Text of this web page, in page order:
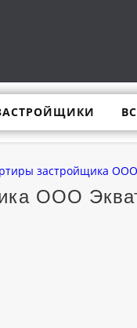
застройщика
ООО